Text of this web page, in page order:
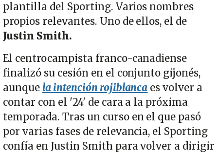
plantilla del Sporting. Varios nombres
propios relevantes. Uno de ellos, el de
Justin Smith.
El centrocampista franco-canadiense
finalizó su cesión en el conjunto gijonés,
aunquela intención rojiblanca es volver a
contar con el '24' de cara a la próxima
temporada. Tras un curso en el que pasó
por varias fases de relevancia, el Sporting
confía en Justin Smith para volver a dirigir